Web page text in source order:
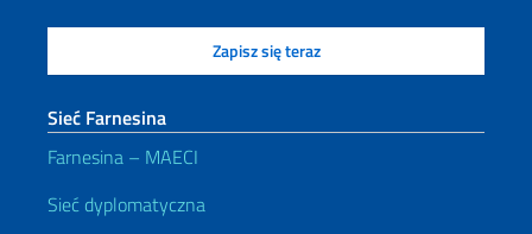
Sieć Farnesina
Farnesina – MAECI
Sieć dyplomatyczna